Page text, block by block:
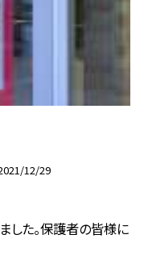
12/29
ました。保護者の皆様に